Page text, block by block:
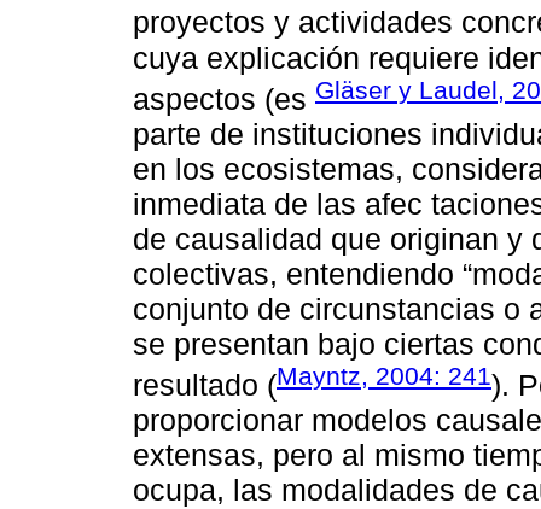
proyectos y actividades
cuya explicación requiere
aspectos (es Gläser y Laudel,
parte de instituciones
en los ecosistemas,
inmediata de las afec
de causalidad que originan y
colectivas, entendiendo
conjunto de circunstancias o
se presentan bajo ciertas
resultado (Mayntz, 2004: 241).
proporcionar modelos
extensas, pero al mismo
ocupa, las modalidades de